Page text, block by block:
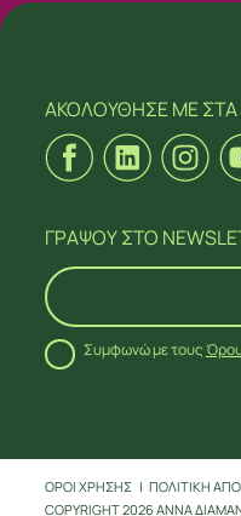
ΑΚΟΛΟΥΘΗΣΕ ΜΕΣΤΑ
ΑΚΟΛΟΥΘΗΣΕ ΜΕΣΤΑ
ΓΡΑΨΟΥΣΤΟ
Συμφωνώ με τους
COPYRIGHT 2026 ΑΝΝΑ
ΟΡΟΙ ΧΡΗΣΗΣ ΠΟΛΙΤΙΚΗ